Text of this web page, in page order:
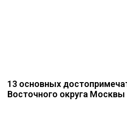
13 основных
Восточного округа Москвы